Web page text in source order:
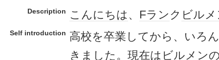
Description こんにちは、 Fランク ビル
Self introduction 高校を卒業してから、いろ
きました。現在はビルメン